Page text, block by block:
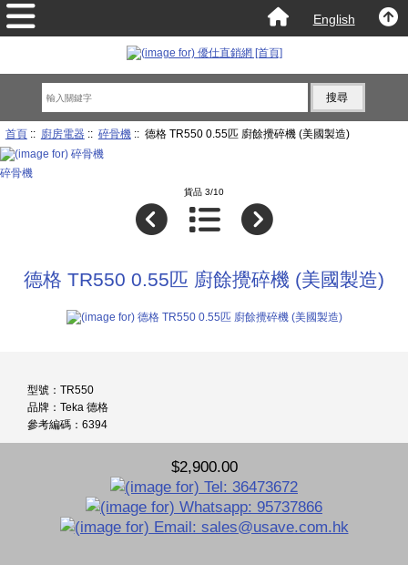
English
首頁:: 廚房電器:: 碎骨機:: 德格 TR550 0.55匹 廚餘攪碎機 (美國製造)
碎骨機
貨品 3/10
德格 TR550 0.55匹 廚餘攪碎機 (美國製造)
型號：TR550
品牌：Teka 德格
參考編碼：6394
$2,900.00